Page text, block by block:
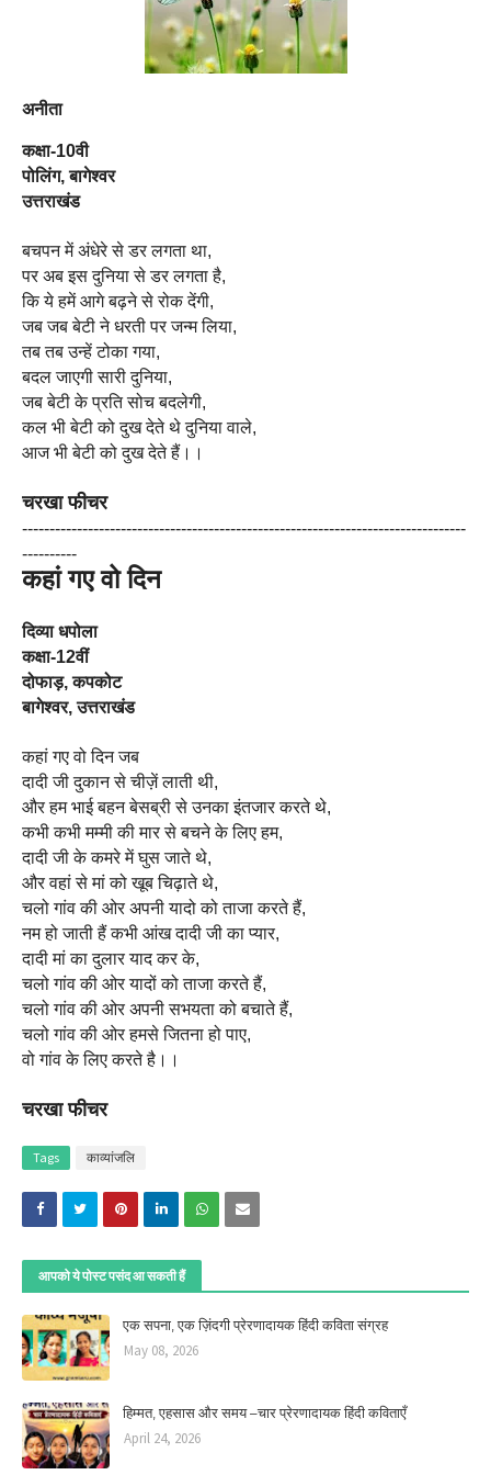
अनीता
कक्षा-10वी
पोलिंग, बागेश्वर
उत्तराखंड
बचपन में अंधेरे से डर लगता था,
पर अब इस दुनिया से डर लगता है,
कि ये हमें आगे बढ़ने से रोक देंगी,
जब जब बेटी ने धरती पर जन्म लिया,
तब तब उन्हें टोका गया,
बदल जाएगी सारी दुनिया,
जब बेटी के प्रति सोच बदलेगी,
कल भी बेटी को दुख देते थे दुनिया वाले,
आज भी बेटी को दुख देते हैं।।
चरखा फीचर
---------------------------------------------------------------------------------
----------
कहां गए वो दिन
दिव्या धपोला
कक्षा-12वीं
दोफाड़, कपकोट
बागेश्वर, उत्तराखंड
कहां गए वो दिन जब
दादी जी दुकान से चीज़ें लाती थी,
और हम भाई बहन बेसब्री से उनका इंतजार करते थे,
कभी कभी मम्मी की मार से बचने के लिए हम,
दादी जी के कमरे में घुस जाते थे,
और वहां से मां को खूब चिढ़ाते थे,
चलो गांव की ओर अपनी यादो को ताजा करते हैं,
नम हो जाती हैं कभी आंख दादी जी का प्यार,
दादी मां का दुलार याद कर के,
चलो गांव की ओर यादों को ताजा करते हैं,
चलो गांव की ओर अपनी सभयता को बचाते हैं,
चलो गांव की ओर हमसे जितना हो पाए,
वो गांव के लिए करते है।।
चरखा फीचर
Tags काव्यांजलि
आपको ये पोस्ट पसंद आ सकती हैं
एक सपना, एक ज़िंदगी प्रेरणादायक हिंदी कविता संग्रह
May 08, 2026
हिम्मत, एहसास और समय –चार प्रेरणादायक हिंदी कविताएँ
April 24, 2026